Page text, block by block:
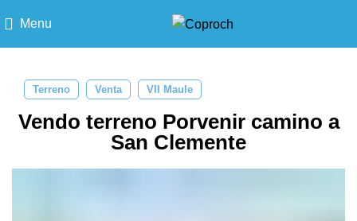
Menu
Terreno Venta VII Maule
Vendo terreno Porvenir camino a
San Clemente